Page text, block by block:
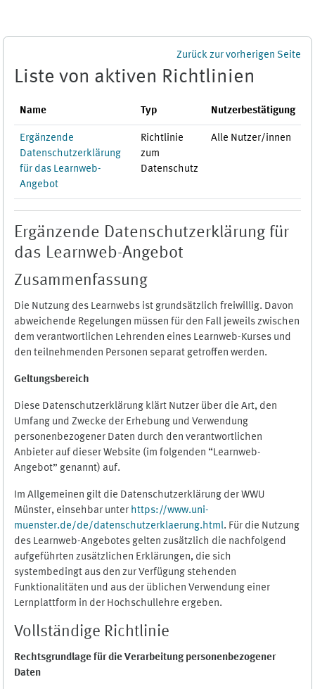
Zurück zur vorherigen Seite
Liste von aktiven Richtlinien
Name Typ Nutzerbestätigung
Ergänzende
Datenschutzerklärung
für das Learnweb-
Angebot
Richtlinie
zum
Datenschutz
Alle Nutzer/innen
Ergänzende Datenschutzerklärung für
das Learnweb-Angebot
Zusammenfassung
Die Nutzung des Learnwebs ist grundsätzlich freiwillig. Davon
abweichende Regelungen müssen für den Fall jeweils zwischen
dem verantwortlichen Lehrenden eines Learnweb-Kurses und
den teilnehmenden Personen separat getroffen werden.
Geltungsbereich
Diese Datenschutzerklärung klärt Nutzer über die Art, den
Umfang und Zwecke der Erhebung und Verwendung
personenbezogener Daten durch den verantwortlichen
Anbieter auf dieser Website (im folgenden “Learnweb-
Angebot” genannt) auf.
Im Allgemeinen gilt die Datenschutzerklärung der WWU
Münster, einsehbar unter https://www.uni-
muenster.de/de/datenschutzerklaerung.html. Für die Nutzung
des Learnweb-Angebotes gelten zusätzlich die nachfolgend
aufgeführten zusätzlichen Erklärungen, die sich
systembedingt aus den zur Verfügung stehenden
Funktionalitäten und aus der üblichen Verwendung einer
Lernplattform in der Hochschullehre ergeben.
Vollständige Richtlinie
Rechtsgrundlage für die Verarbeitung personenbezogener
Daten